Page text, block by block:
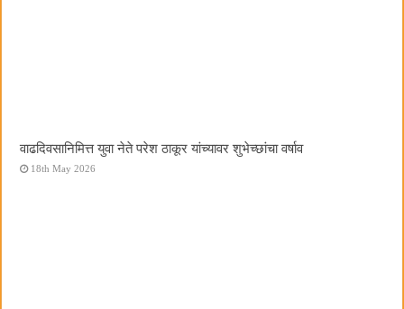
वाढदिवसानिमित्त युवा नेते परेश ठाकूर यांच्यावर शुभेच्छांचा वर्षाव
18th May 2026